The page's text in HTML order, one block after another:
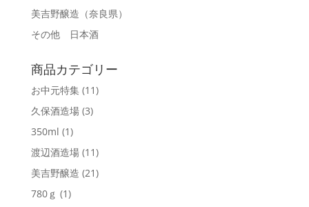
美吉野醸造 （奈良県）
その他 日本酒
商品カテゴリー
お中元特集 (11)
久保酒造場 (3)
350ml (1)
渡辺酒造場 (11)
美吉野醸造 (21)
780ｇ (1)